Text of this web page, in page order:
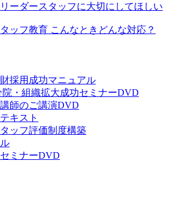
ーダースタッフに大切にしてほしい
ッフ教育 こんなときどんな対応？
採用成功マニュアル
院・組織拡大成功セミナーDVD
師のご講演DVD
キスト
ッフ評価制度構築
ミナーDVD